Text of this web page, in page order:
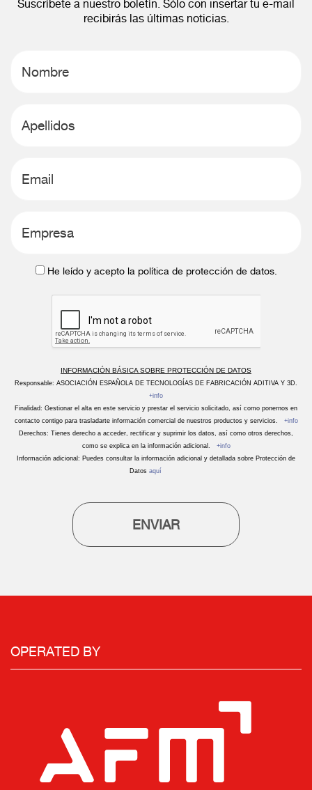
Suscríbete a nuestro boletín. Sólo con insertar tu e-mail
recibirás las últimas noticias.
He leído y acepto la política de protección de datos.
INFORMACIÓN BÁSICA SOBRE PROTECCIÓN DE DATOS
Responsable: ASOCIACIÓN ESPAÑOLA DE TECNOLOGÍAS DE FABRICACIÓN ADITIVA Y 3D.
+info
Finalidad: Gestionar el alta en este servicio y prestar el servicio solicitado, así como ponernos en
contacto contigo para trasladarte información comercial de nuestros productos y servicios. +info
Derechos: Tienes derecho a acceder, rectificar y suprimir los datos, así como otros derechos,
como se explica en la información adicional. +info
Información adicional: Puedes consultar la información adicional y detallada sobre Protección de
Datos aquí
ENVIAR
OPERATED BY